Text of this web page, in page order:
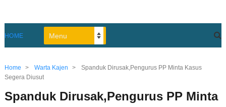
HOME
Home > Warta Kajen >
Spanduk Dirusak,Pengurus PP Minta Kasus
Segera Diusut
Spanduk Dirusak,Pengurus PP Minta